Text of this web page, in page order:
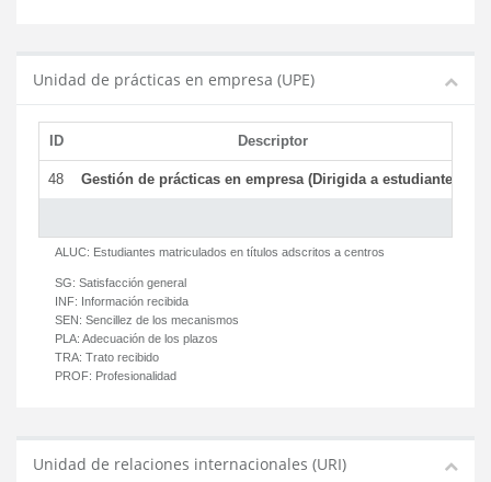
Unidad de prácticas en empresa (UPE)
ID Descriptor
48 Gestión de prácticas en empresa (Dirigida a estudiantes)
ALUC: Estudiantes matriculados en títulos adscritos a centros
SG: Satisfacción general
INF: Información recibida
SEN: Sencillez de los mecanismos
PLA: Adecuación de los plazos
TRA: Trato recibido
PROF: Profesionalidad
Unidad de relaciones internacionales (URI)